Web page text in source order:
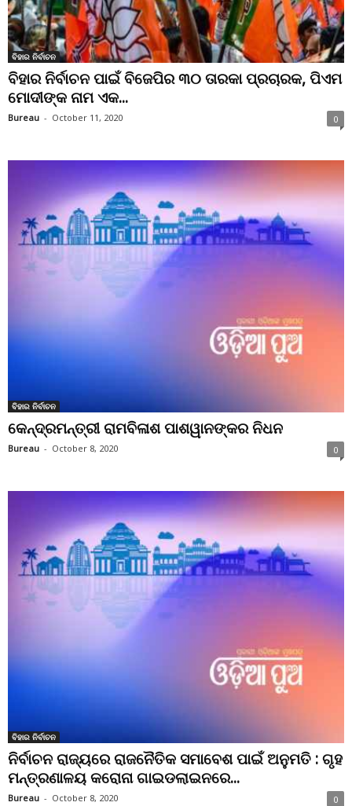
ବିହାର ନିର୍ବାଚନ
ବିହାର ନିର୍ବାଚନ ପାଇଁ ବିଜେପିର ୩୦ ତାରକା ପ୍ରଚାରକ, ପିଏମ
ମୋଦୀଙ୍କ ନାମ ଏକ...
Bureau - October 11, 2020 0
ବିହାର ନିର୍ବାଚନ
କେନ୍ଦ୍ରମନ୍ତ୍ରୀ ରାମବିଳାଶ ପାଶୱାନଙ୍କର ନିଧନ
Bureau - October 8, 2020 0
ବିହାର ନିର୍ବାଚନ
ନିର୍ବାଚନ ରାଜ୍ୟରେ ରାଜନୈତିକ ସମାବେଶ ପାଇଁ ଅନୁମତି : ଗୃହ
ମନ୍ତ୍ରଣାଳୟ କରୋନା ଗାଇଡଲାଇନରେ...
Bureau - October 8, 2020 0